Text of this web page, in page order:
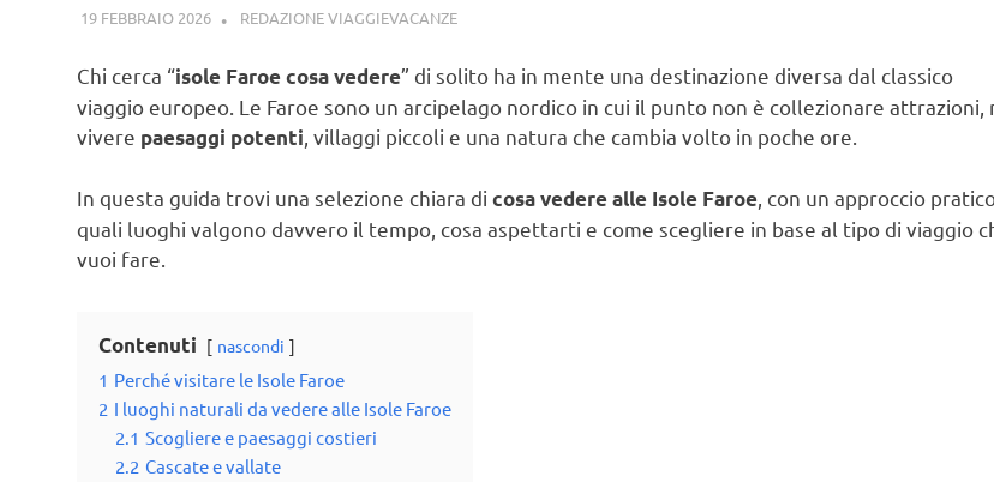
19 FEBBRAIO 2026 REDAZIONE VIAGGIEVACANZEGUIDE
Chi cerca “isole Faroe cosa vedere” di solito ha in mente una destinazione diversa dal classico
viaggio europeo. Le Faroe sono un arcipelago nordico in cui il punto non è collezionare attrazioni,
vivere paesaggi potenti , villaggi piccoli e una natura che cambia volto in poche ore.
In questa guida trovi una selezione chiara di cosa vedere alle Isole Faroe, con un approccio
quali luoghi valgono davvero il tempo, cosa aspettarti e come scegliere in base al tipo di viaggio
vuoi fare.
Contenuti nascondi
1 Perché visitare le Isole Faroe
2 I luoghi naturali da vedere alle Isole Faroe
2.1 Scogliere e paesaggi costieri
2.2 Cascate e vallate